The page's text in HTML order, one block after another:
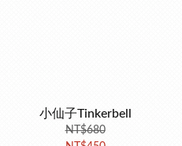
小仙子Tinkerbell
NT$680